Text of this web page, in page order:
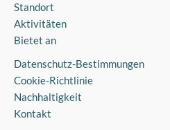
Standort
Aktivitäten
Bietet an
Datenschutz-Bestimmungen
Cookie-Richtlinie
Nachhaltigkeit
Kontakt